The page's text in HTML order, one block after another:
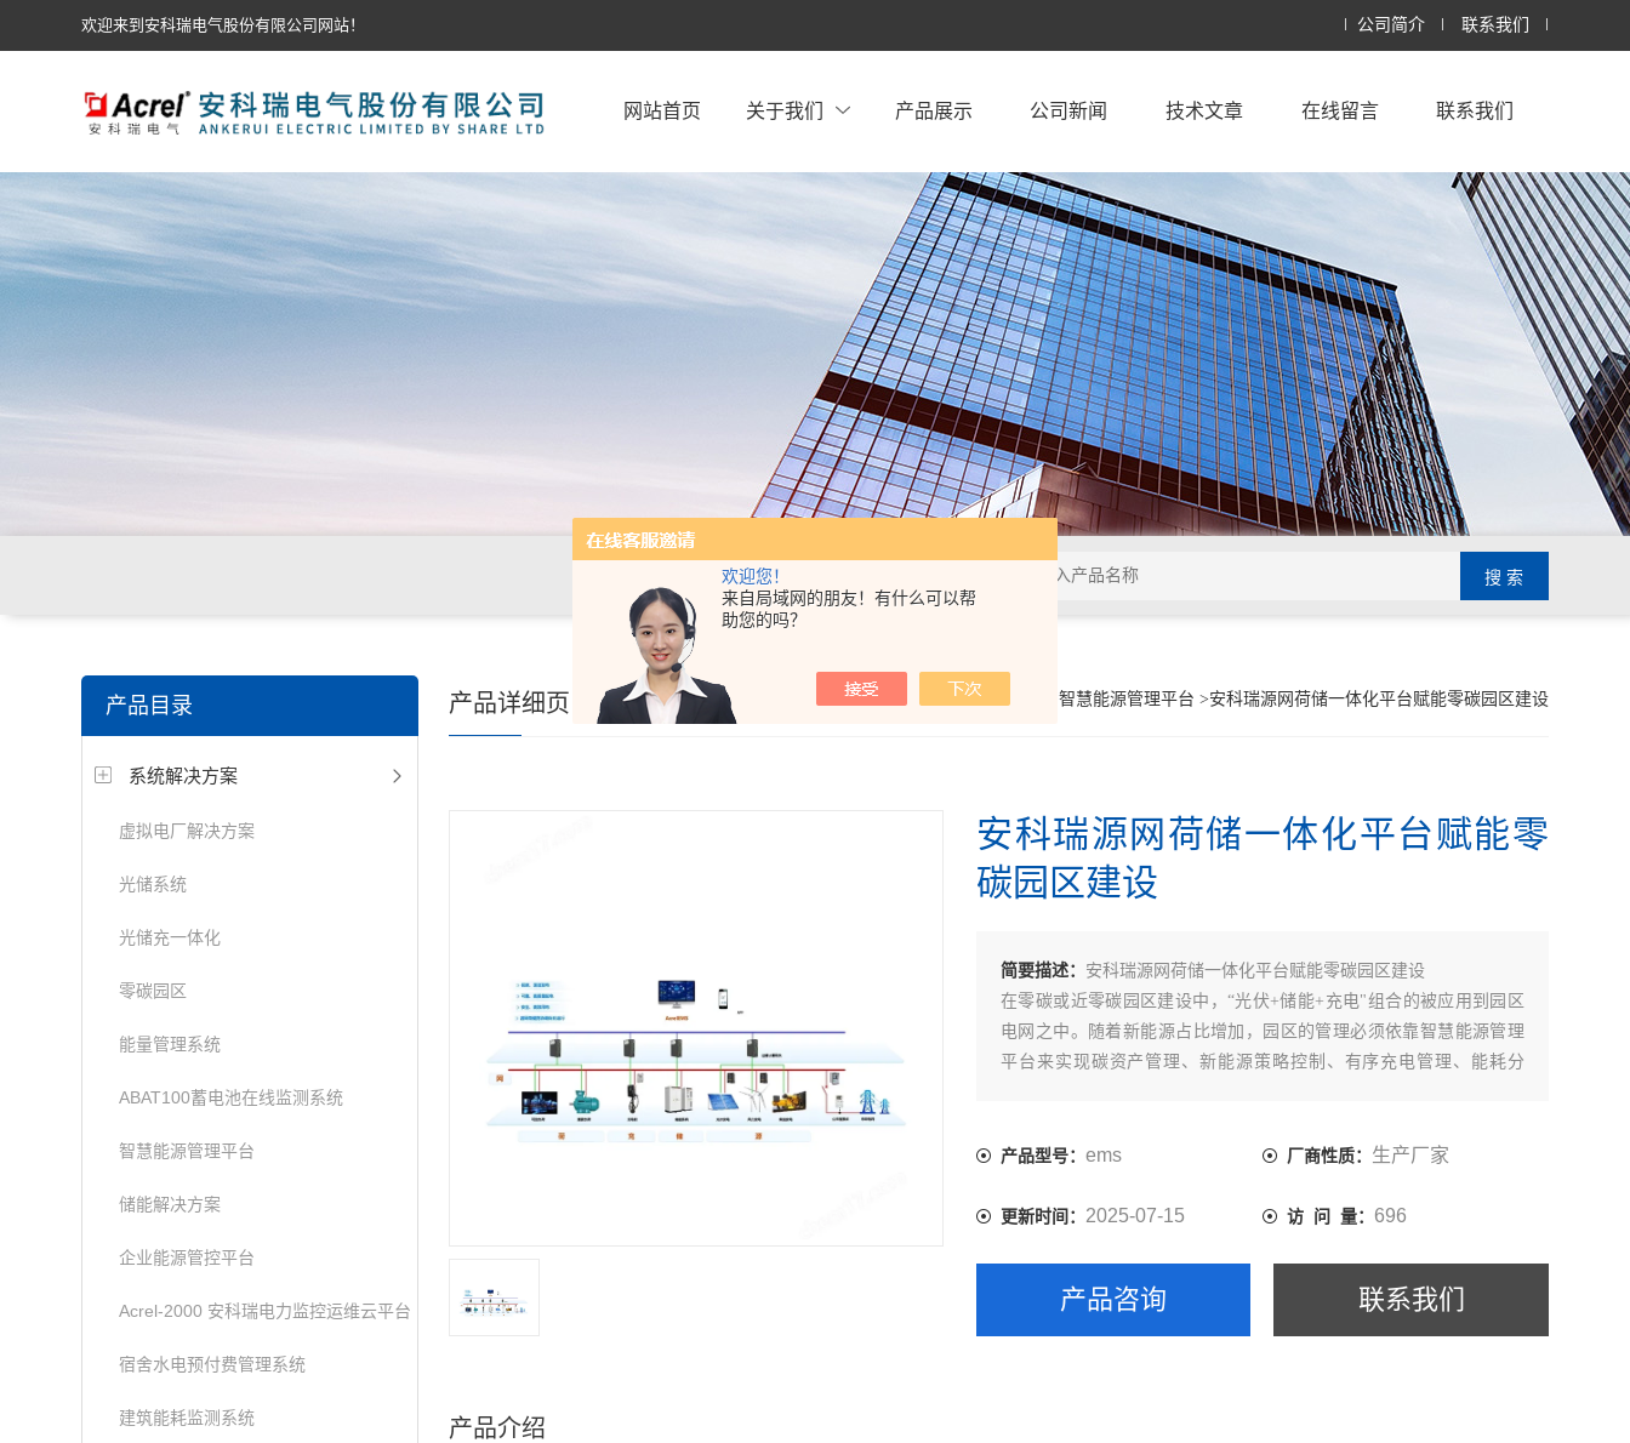
欢迎您！
来自局域网的朋友！有什么可以帮
助您的吗？
欢迎来到安科瑞电气股份有限公司网站！ 公司简介 联系我们
网站首页 关于我们 产品展示 公司新闻 技术文章 在线留言 联系我们
产品目录
系统解决方案
虚拟电厂解决方案
光储系统
光储充一体化
零碳园区
能量管理系统
ABAT100蓄电池在线监测系统
智慧能源管理平台
储能解决方案
企业能源管控平台
Acrel-2000 安科瑞电力监控运维云平台
宿舍水电预付费管理系统
建筑能耗监测系统
你的位置： >产品展示 系统解决方案 智慧能源管理平台 >安科瑞源网荷储一体化平台赋能零碳园区建设
产品详细页
安科瑞源网荷储一体化平台赋能零
碳园区建设
简要描述： 安科瑞源网荷储一体化平台赋能零碳园区建设
在零碳或近零碳园区建设中，“光伏+储能+充电"组合的被应用到园区
电网之中。随着新能源占比增加，园区的管理必须依靠智慧能源管理
平台来实现碳资产管理、新能源策略控制、有序充电管理、能耗分
产品型号：ems 厂商性质： 生产厂家
更新时间： 2025-07-15 访 问 量： 696
产品咨询 联系我们
产品介绍